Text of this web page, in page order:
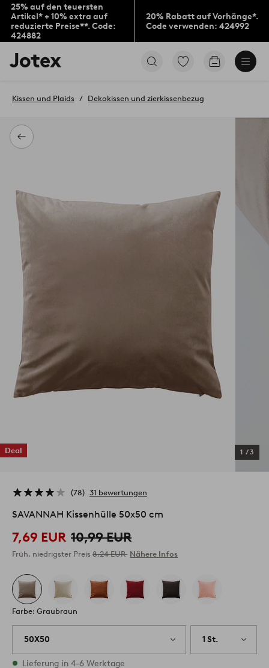
25% auf den teuersten
Artikel* + 10% extra auf
reduzierte Preise**. Code:
424882
20% Rabatt auf Vorhänge*.
Code verwenden: 424992
Jotex-
Logo
Startseite
Zu
Favoriten
Zum
Zurück
Kissen und Plaids Dekokissen und zierkissenbezug
Deal 1 /3
78 31 bewertungen
SAVANNAH Kissenhülle 50x50 cm
7,69 EUR 10,99 EUR
Früh. niedrigster Preis 8,24 EUR Nähere Infos
Farbe: Graubraun
50X50 1 St.
Vorrätig
Lieferung in 4-6 Werktage